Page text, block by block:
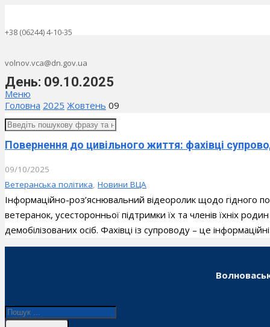
+38 (06244) 4-10-35
volnov.vca@dn.gov.ua
Меню
День: 09.10.2025
Головна 2025 Жовтень 09
Повернення до цивільного життя: фахівці
09/10/2025
Ветеранська політика, Новини ВЦА
Інформаційно-роз’яснювальний відеоролик щодо гідного
ветеранок, усесторонньої підтримки їх та членів їхніх
демобілізованих осіб. Фахівці із супроводу – це